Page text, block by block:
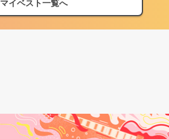
マイベスト一覧へ